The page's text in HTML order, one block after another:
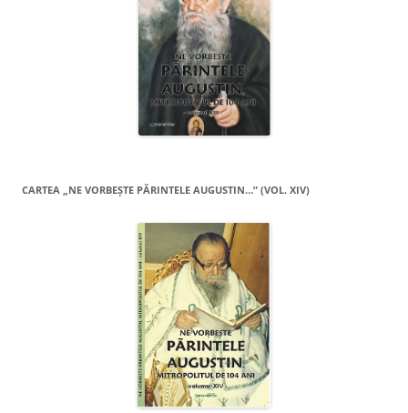
CARTEA „NE VORBEŞTE PĂRINTELE AUGUSTIN…” (VOL. XIV)